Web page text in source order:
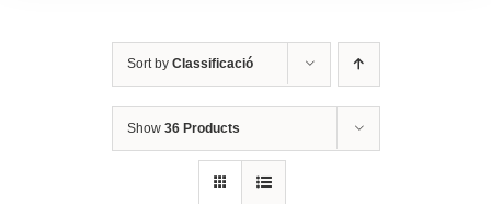
Sort by Classificació
Show 36 Products